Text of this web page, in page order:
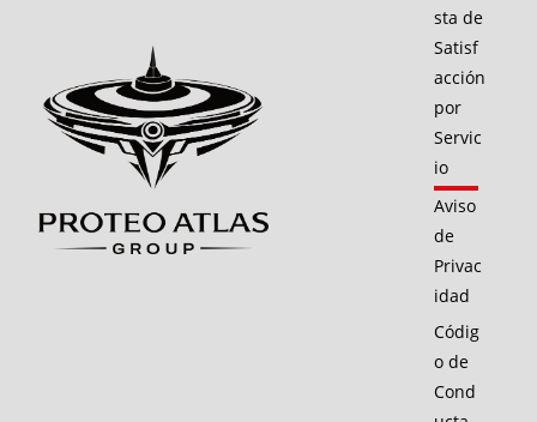
sta de
Satisf
acción
por
Servic
io
Aviso
de
Privac
idad
Códig
o de
Cond